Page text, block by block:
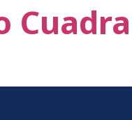
Cuadra